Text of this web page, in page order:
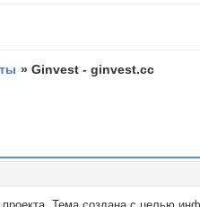
»Ginvest - ginvest.cc